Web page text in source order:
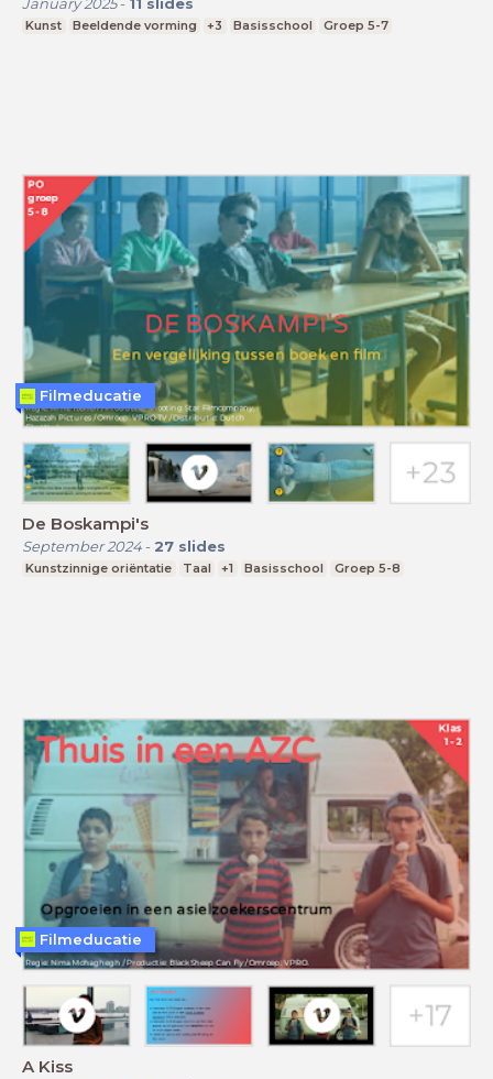
Kunst Beeldende vorming +3 Basisschool Groep 5-7
De Boskampi's
September 2024- 27 slides
Kunstzinnige oriëntatie Taal +1 Basisschool Groep 5-8
Filmeducatie
A Kiss
Filmeducatie